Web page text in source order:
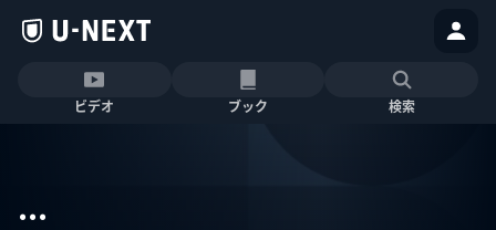
ビデオ ブック 検索
...